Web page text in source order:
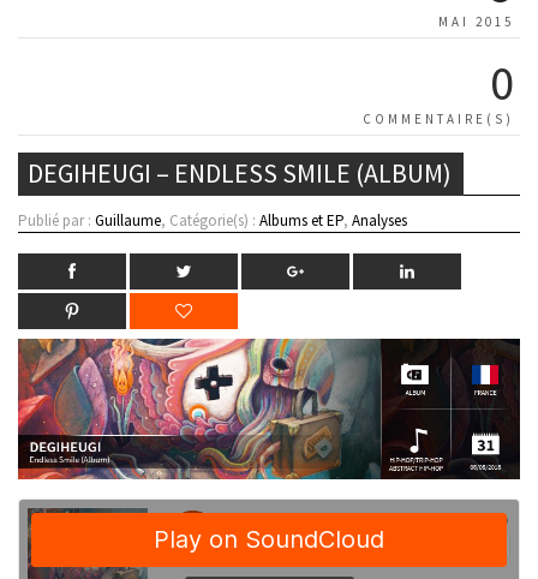
MAI 2015
0
COMMENTAIRE(S)
DEGIHEUGI – ENDLESS SMILE (ALBUM)
Publié par : Guillaume, Catégorie(s) : Albums et EP, Analyses